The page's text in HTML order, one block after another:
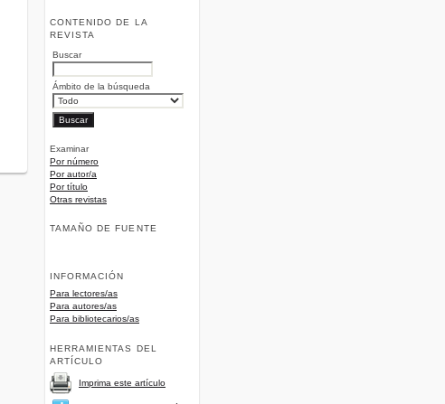
CONTENIDO DE LA
REVISTA
Buscar
Ámbito de la búsqueda
Examinar
Por número
Por autor/a
Por título
Otras revistas
TAMAÑO DE FUENTE
INFORMACIÓN
Para lectores/as
Para autores/as
Para bibliotecarios/as
HERRAMIENTAS DEL
ARTÍCULO
Imprima este artículo